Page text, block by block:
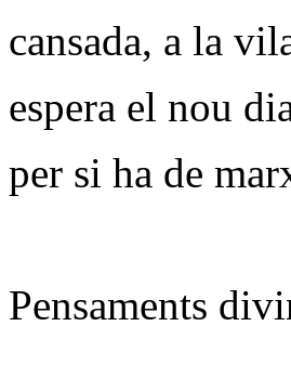
cansada, a la
espera el nou
per si ha de
Pensaments